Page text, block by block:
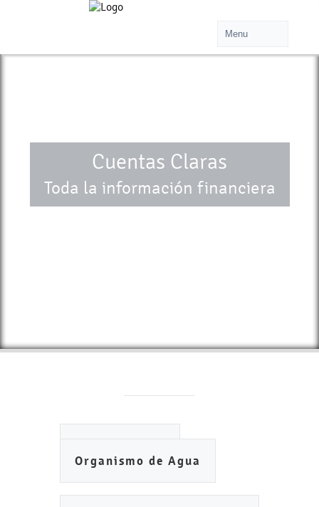
Cuentas Claras
Toda la información financiera
Organismo de Agua